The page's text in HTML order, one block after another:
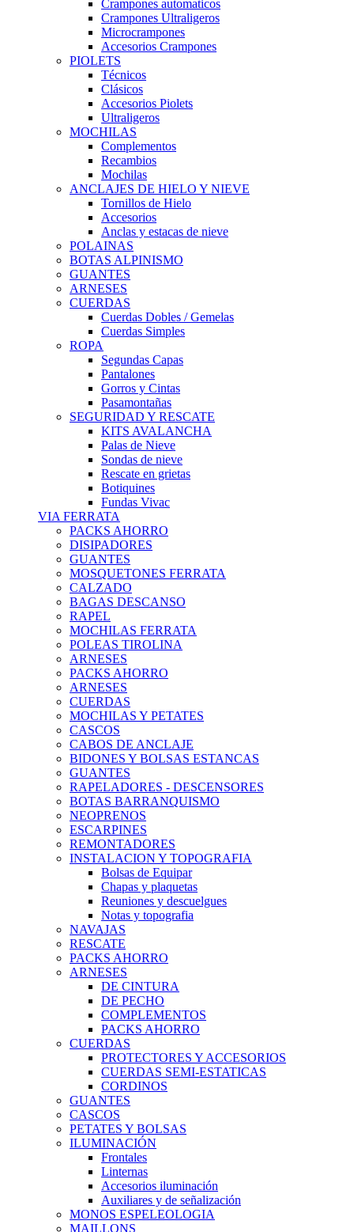
Crampones automaticos
Crampones Ultraligeros
Microcrampones
Accesorios Crampones
PIOLETS
Técnicos
Clásicos
Accesorios Piolets
Ultraligeros
MOCHILAS
Complementos
Recambios
Mochilas
ANCLAJES DE HIELO Y NIEVE
Tornillos de Hielo
Accesorios
Anclas y estacas de nieve
POLAINAS
BOTAS ALPINISMO
GUANTES
ARNESES
CUERDAS
Cuerdas Dobles / Gemelas
Cuerdas Simples
ROPA
Segundas Capas
Pantalones
Gorros y Cintas
Pasamontañas
SEGURIDAD Y RESCATE
KITS AVALANCHA
Palas de Nieve
Sondas de nieve
Rescate en grietas
Botiquines
Fundas Vivac
VIA FERRATA
PACKS AHORRO
DISIPADORES
GUANTES
MOSQUETONES FERRATA
CALZADO
BAGAS DESCANSO
RAPEL
MOCHILAS FERRATA
POLEAS TIROLINA
ARNESES
PACKS AHORRO
ARNESES
CUERDAS
MOCHILAS Y PETATES
CASCOS
CABOS DE ANCLAJE
BIDONES Y BOLSAS ESTANCAS
GUANTES
RAPELADORES - DESCENSORES
BOTAS BARRANQUISMO
NEOPRENOS
ESCARPINES
REMONTADORES
INSTALACION Y TOPOGRAFIA
Bolsas de Equipar
Chapas y plaquetas
Reuniones y descuelgues
Notas y topografia
NAVAJAS
RESCATE
PACKS AHORRO
ARNESES
DE CINTURA
DE PECHO
COMPLEMENTOS
PACKS AHORRO
CUERDAS
PROTECTORES Y ACCESORIOS
CUERDAS SEMI-ESTATICAS
CORDINOS
GUANTES
CASCOS
PETATES Y BOLSAS
ILUMINACIÓN
Frontales
Linternas
Accesorios iluminación
Auxiliares y de señalización
MONOS ESPELEOLOGIA
MAILLONS